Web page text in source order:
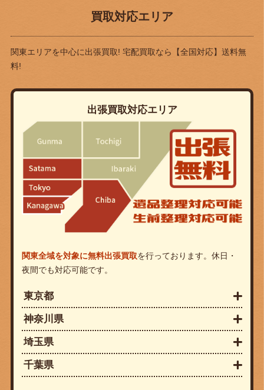
買取対応エリア
関東エリアを中心に出張買取! 宅配買取なら
【全国対応】送料無
料!
出張買取対応エリア
関東全域を対象に無料出張買取を行っております。休日・
夜間でも対応可能です。
東京都
神奈川県
埼玉県
千葉県